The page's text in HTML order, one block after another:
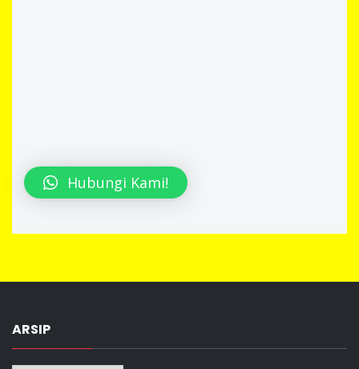
Hubungi Kami!
ARSIP